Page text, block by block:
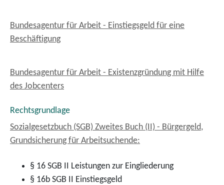
Bundesagentur für Arbeit - Einstiegsgeld für eine
Beschäftigung
Bundesagentur für Arbeit - Existenzgründung mit Hilfe
des Jobcenters
Rechtsgrundlage
Sozialgesetzbuch (SGB) Zweites Buch (II) - Bürgergeld,
Grundsicherung für Arbeitsuchende:
§ 16 SGB II Leistungen zur Eingliederung
§ 16b SGB II Einstiegsgeld